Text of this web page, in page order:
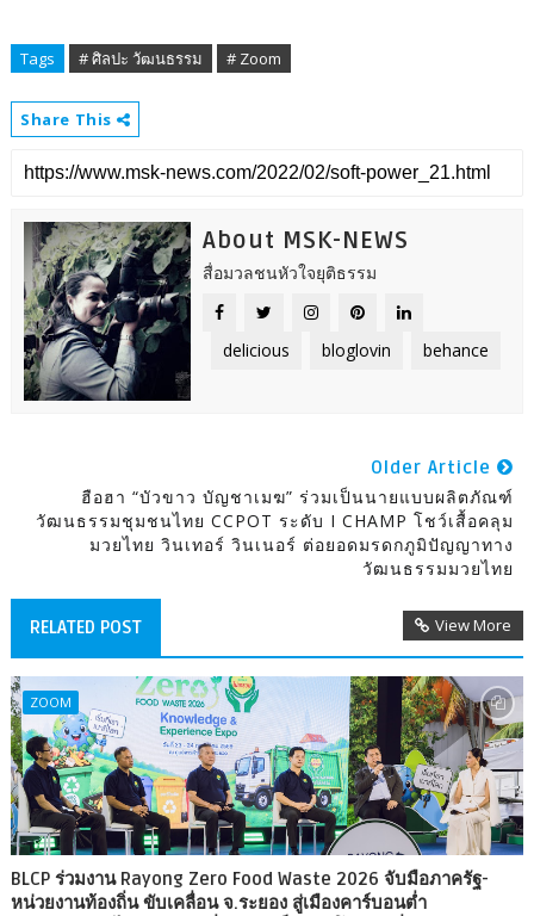
Tags # ศิลปะ วัฒนธรรม # Zoom
Share This
About MSK-NEWS
สื่อมวลชนหัวใจยุติธรรม
delicious bloglovin behance
Older Article
ฮือฮา “บัวขาว บัญชาเมฆ” ร่วมเป็นนายแบบผลิตภัณฑ์
วัฒนธรรมชุมชนไทย CCPOT ระดับ I CHAMP โชว์เสื้อคลุม
มวยไทย วินเทอร์ วินเนอร์ ต่อยอดมรดกภูมิปัญญาทาง
วัฒนธรรมมวยไทย
RELATED POST View More
ZOOM
BLCP ร่วมงาน Rayong Zero Food Waste 2026 จับมือภาครัฐ-
หน่วยงานท้องถิ่น ขับเคลื่อน จ.ระยอง สู่เมืองคาร์บอนต่ำ